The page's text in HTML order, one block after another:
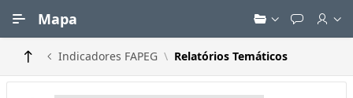
Mapa
Indicadores FAPEG Relatórios Temáticos